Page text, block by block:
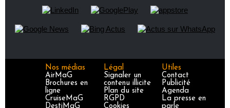
Nos médias
AirMaG
Brochures en
ligne
CruiseMaG
DestiMaG
Légal
Signaler un
contenu illicite
Plan du site
RGPD
Cookies
Utiles
Contact
Publicité
Agenda
La presse en
parle